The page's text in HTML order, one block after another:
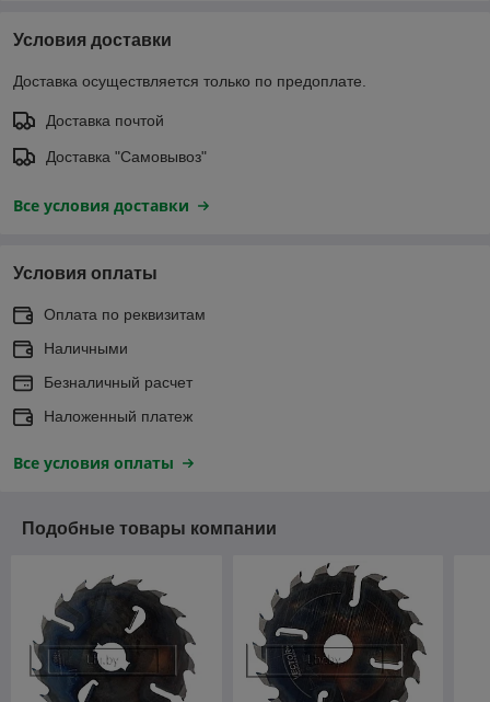
Условия доставки
Доставка осуществляется только по предоплате.
Доставка почтой
Доставка "Самовывоз"
Все условия доставки
Условия оплаты
Оплата по реквизитам
Наличными
Безналичный расчет
Наложенный платеж
Все условия оплаты
Подобные товары компании